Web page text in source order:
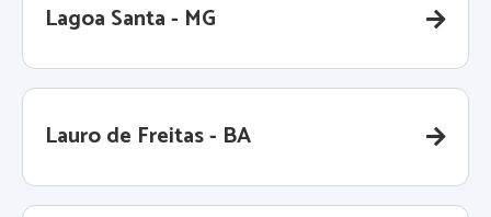
Lagoa Santa - MG
Lauro de Freitas - BA